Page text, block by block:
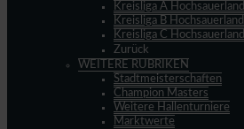
Kreisliga A Hochsauerland
Kreisliga B Hochsauerland
Kreisliga C Hochsauerland
Zurück
WEITERE RUBRIKEN
Stadtmeisterschaften
Champion Masters
Weitere Hallenturniere
Marktwerte